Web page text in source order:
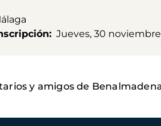
Jueves, 30
y amigos de